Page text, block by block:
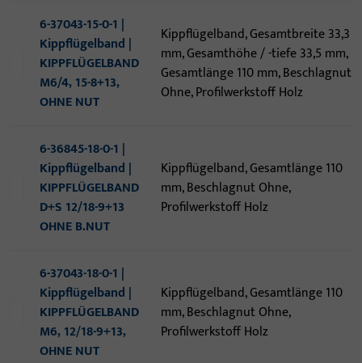
6-37043-15-0-1 |
Kippflügelband |
KIPPFLÜGELBAND
M6/4, 15-8+13,
OHNE NUT
Kippflügelband, Gesamtbreite 33,3
mm, Gesamthöhe / -tiefe 33,5 mm,
Gesamtlänge 110 mm, Beschlagnut
Ohne, Profilwerkstoff Holz
6-36845-18-0-1 |
Kippflügelband |
KIPPFLÜGELBAND
D+S 12/18-9+13
OHNE B.NUT
Kippflügelband, Gesamtlänge 110
mm, Beschlagnut Ohne,
Profilwerkstoff Holz
6-37043-18-0-1 |
Kippflügelband |
KIPPFLÜGELBAND
M6, 12/18-9+13,
OHNE NUT
Kippflügelband, Gesamtlänge 110
mm, Beschlagnut Ohne,
Profilwerkstoff Holz